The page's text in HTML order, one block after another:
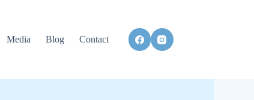
Media Blog Contact